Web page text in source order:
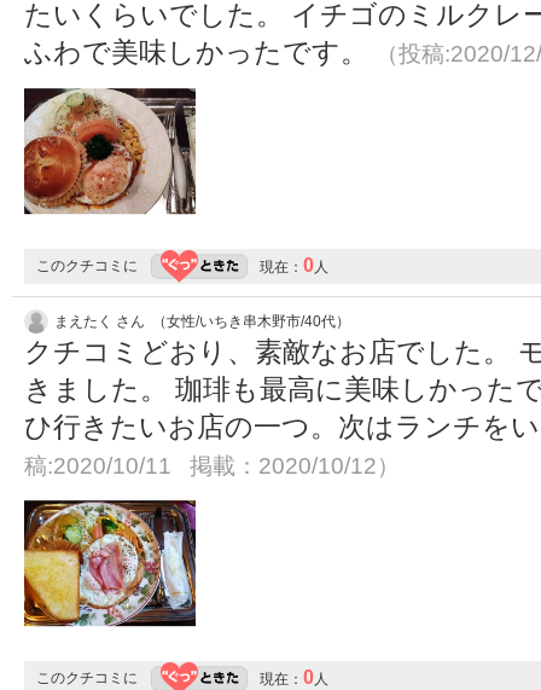
たいくらいでした。 イチゴのミルクレ
ふわで美味しかったです。
（投稿:2020/
このクチコミに 現在： 0人
まえたく さん （女性/いちき串木野市/40代）
クチコミどおり、素敵なお店でした。
きました。 珈琲も最高に美味しかった
ひ行きたいお店の一つ。次はランチを
稿:2020/10/11 掲載：2020/10/12）
このクチコミに 現在： 0人